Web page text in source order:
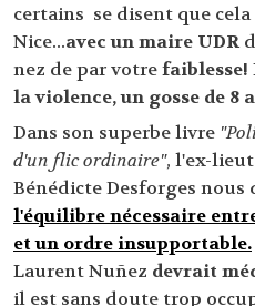
certains se disent que
Nice...avec un maire UDR
nez de par votrefaiblesse!
la violence, un gosse de 8
Dans son superbe livre
d'un flic ordinaire", l'ex-
Bénédicte Desforges nous
l'équilibre nécessaire
et un ordre insupportable.
Laurent Nuñez devrait
il est sans doute trop